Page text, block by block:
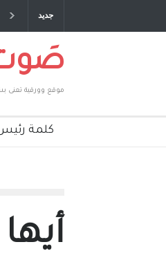
جديد
عمري ، صبحي مخلوف : بقلم : سعد الله
صَوت
موقع وورقية تعنى
كلمة رئيس